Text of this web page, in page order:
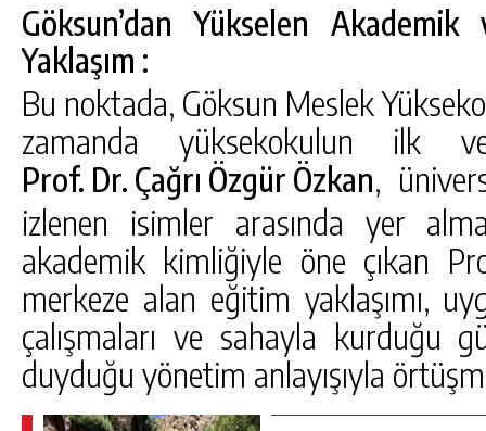
Göksun’dan Yükselen
Yaklaşım :
Bu noktada, Göksun Meslek
zamanda yüksekokulun ilk
Prof. Dr. Çağrı Özgür Özkan,
izlenen isimler arasında yer
akademik kimliğiyle öne çıkan
merkeze alan eğitim yaklaşımı,
çalışmaları ve sahayla kurduğu
duyduğu yönetim anlayışıyla